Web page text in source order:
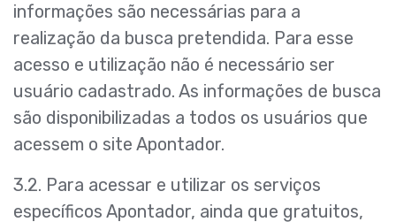
informações são necessárias para a
realização da busca pretendida. Para esse
acesso e utilização não é necessário ser
usuário cadastrado. As informações de busca
são disponibilizadas a todos os usuários que
acessem o site Apontador.
3.2. Para acessar e utilizar os serviços
específicos Apontador, ainda que gratuitos,